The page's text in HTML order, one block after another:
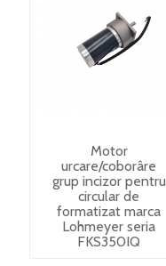
Motor
urcare/coborâre
grup incizor pentru
circular de
formatizat marca
Lohmeyer seria
FKS350IQ